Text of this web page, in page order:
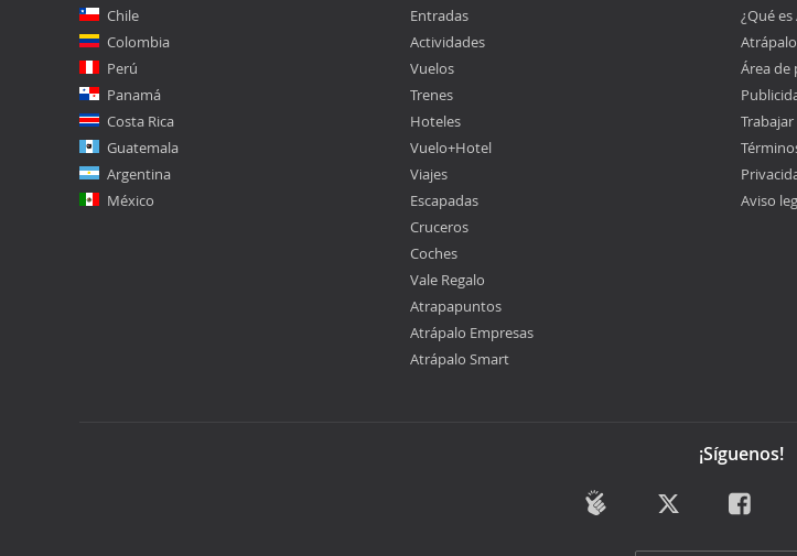
Chile
Colombia
Perú
Panamá
Costa Rica
Guatemala
Argentina
México
Entradas
Actividades
Vuelos
Trenes
Hoteles
Vuelo+Hotel
Viajes
Escapadas
Cruceros
Coches
Vale Regalo
Atrapapuntos
Atrápalo Empresas
Atrápalo Smart
¿Qué
Área de
Aviso
¡Síguenos!